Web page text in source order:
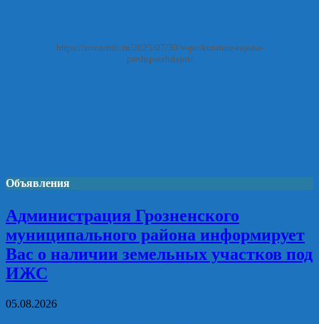
https://zovzemli.ru/2025/07/30/v-prokurature-rajona-
preduprezhdajut/
Объявления
Администрация Грозненского
муниципального района информирует
Вас о наличии земельных участков под
ИЖС
05.08.2026